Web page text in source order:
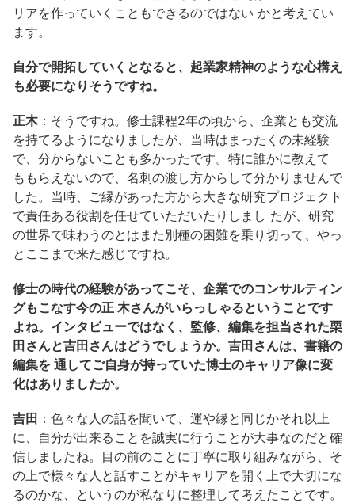
リアを作っていくこともできるのではない かと考えてい
ます。
自分で開拓していくとなると、起業家精神のような心構え
も必要になりそうですね。
正木：そうですね。修士課程2年の頃から、企業とも交流
を持てるようになりましたが、当時はまったくの未経験
で、分からないことも多かったです。特に誰かに教えて
ももらえないので、名刺の渡し方からして分かりませんで
した。当時、ご縁があった方から大きな研究プロジェクト
で責任ある役割を任せていただいたりしまし たが、研究
の世界で味わうのとはまた別種の困難を乗り切って、やっ
とここまで来た感じですね。
修士の時代の経験があってこそ、企業でのコンサルティン
グもこなす今の正 木さんがいらっしゃるということです
よね。インタビューではなく、監修、編集を担当された栗
田さんと吉田さんはどうでしょうか。吉田さんは、書籍の
編集を 通してご自身が持っていた博士のキャリア像に変
化はありましたか。
吉田 ：色々な人の話を聞いて、運や縁と同じかそれ以上
に、自分が出来ることを誠実に行うことが大事なのだと確
信しましたね。目の前のことに丁寧に取り組みながら、そ
の上で様々な人と話すことがキャリアを開く上で大切にな
るのかな、というのが私なりに整理して考えたことです。